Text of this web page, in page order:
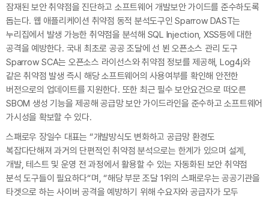
잠재된 보안 취약점을 진단하고 소프트웨어 개발보안 가이드를 준수하도록
돕는다. 웹 애플리케이션 취약점 동적 분석도구인 Sparrow DAST는
누리집에서 발생 가능한 취약점을 분석해 SQL Injection, XSS등에 대한
공격을 예방한다. 국내 최초로 공공 조달에 선 뵌 오픈소스 관리 도구
Sparrow SCA는 오픈소스 라이선스와 취약점 정보를 제공해, Log4j와
같은 취약점 발생 즉시 해당 소프트웨어의 사용여부를 확인해 안전한
버전으로의 업데이트를 지원한다. 또한 최근 필수 보안요건으로 떠오른
SBOM 생성 기능을 제공해 공급망 보안 가이드라인을 준수하고 소프트웨어
가시성을 확보할 수 있다.
스패로우 장일수 대표는 “개발방식도 변화하고 공급망 환경도
복잡다단해져 과거의 단편적인 취약점 분석으로는 한계가 있으며 설계,
개발, 테스트 및 운영 전 과정에서 활용할 수 있는 자동화된 보안 취약점
분석 도구들이 필요하다“며, “해당 부문 조달 1위의 스패로우는 공공기관을
타겟으로 하는 사이버 공격을 예방하기 위해 수요자와 공급자가 모두